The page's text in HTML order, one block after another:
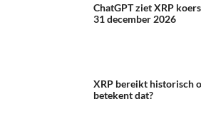
ChatGPT ziet XRP
31 december 2026
XRP bereikt historisch
betekent dat?